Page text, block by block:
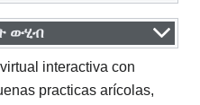
ውሂብ
interactiva con
practicas arícolas,